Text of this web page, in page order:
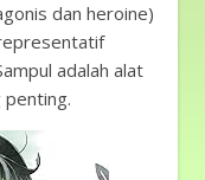
dan heroine)
adalah alat
penting.